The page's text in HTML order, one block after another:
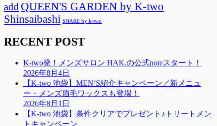
add QUEEN'S GARDEN by K-two
Shinsaibashi SHARE by k-two
RECENT POST
K-two発！メンズサロン HAK.の公式noteスタート！
2026年8月4日
【K-two 池袋】MEN’S紹介キャンペーン／新メニュ
ー・メンズ眉毛ワックスも登場！
2026年8月1日
【K-two 池袋】条件クリアでプレゼント♪トリートメン
トキャンペーン